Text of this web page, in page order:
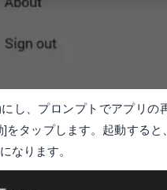
し、プロンプトでアプリの
]をタップします。起動すると
なります。